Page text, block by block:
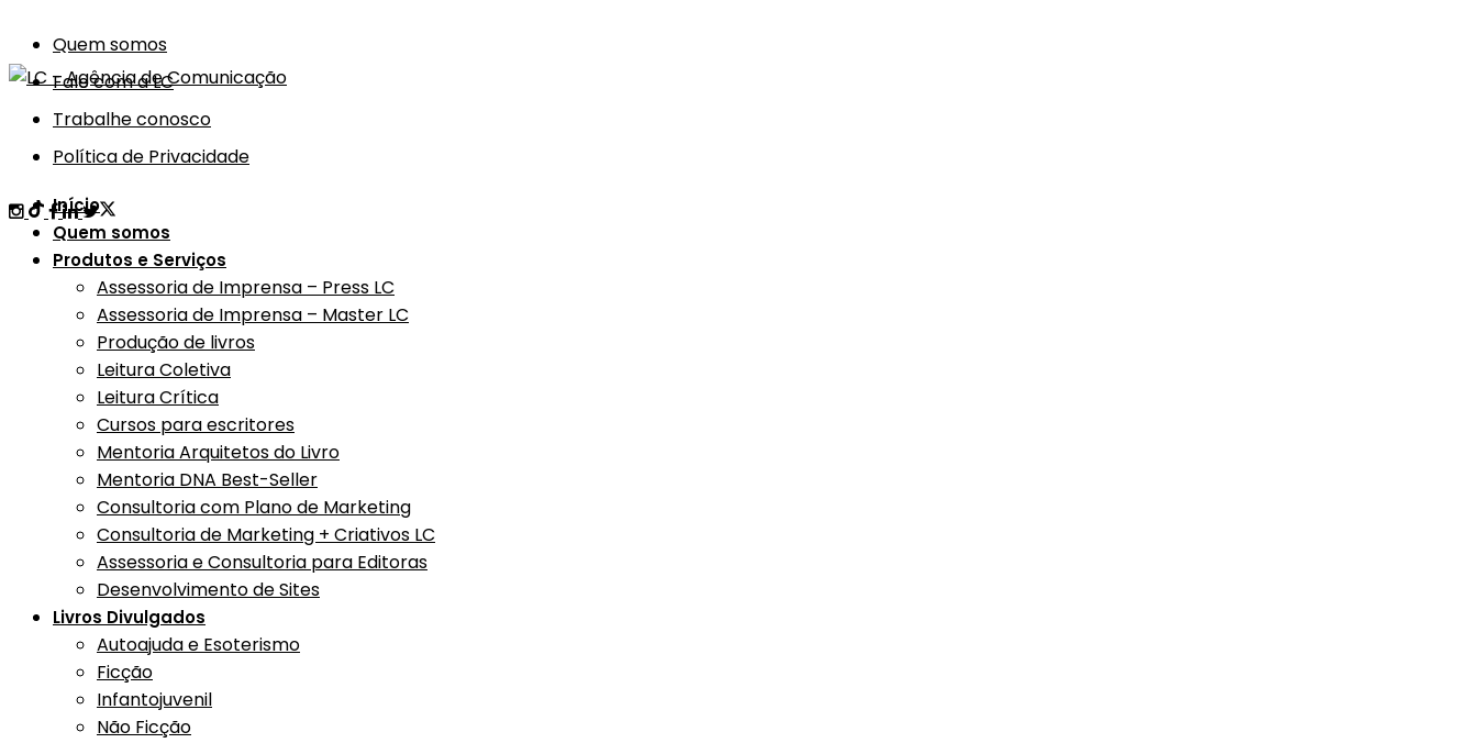
Quem somos
Fale com a LC
Trabalhe conosco
Política de Privacidade
Início
Quem somos
Produtos e Serviços
Assessoria de Imprensa – Press LC
Assessoria de Imprensa – Master LC
Produção de livros
Leitura Coletiva
Leitura Crítica
Cursos para escritores
Mentoria Arquitetos do Livro
Mentoria DNA Best-Seller
Consultoria com Plano de Marketing
Consultoria de Marketing + Criativos LC
Assessoria e Consultoria para Editoras
Desenvolvimento de Sites
Livros Divulgados
Autoajuda e Esoterismo
Ficção
Infantojuvenil
Não Ficção